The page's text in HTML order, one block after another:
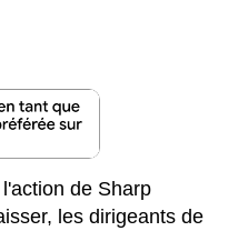
de Sharp
les dirigeants de